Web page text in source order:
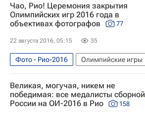
Летние Олимпийские игры 2016
Чао, Рио! Церемония закрытия
Олимпийских игр 2016 года в
объективах фотографов
77
22 августа 2016, 05:15 35
Фото - Рио-2016
Олимпийские игры
Спорт
Фото
Рио-2016
Летние Олимпийские игры 2016
Великая, могучая, никем не
победимая: все медалисты сборной
России на ОИ-2016 в Рио
158